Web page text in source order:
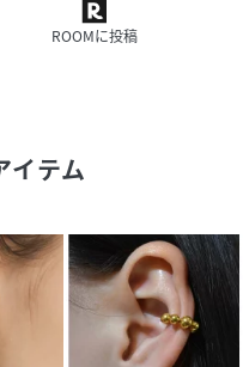
トを提案します。
ROOMに投稿
イテム